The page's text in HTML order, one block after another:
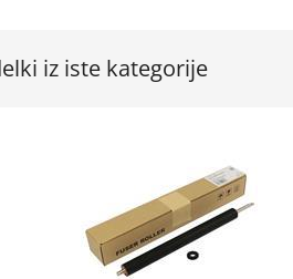
iz iste kategorije